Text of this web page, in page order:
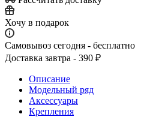
Хочу в подарок
Самовывоз сегодня - бесплатно
Доставка завтра - 390 ₽
Описание
Модельный ряд
Аксессуары
Крепления